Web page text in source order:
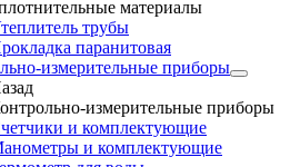
материалы
трубы
паранитовая
измерительные приборы
измерительные приборы
и комплектующие
и комплектующие